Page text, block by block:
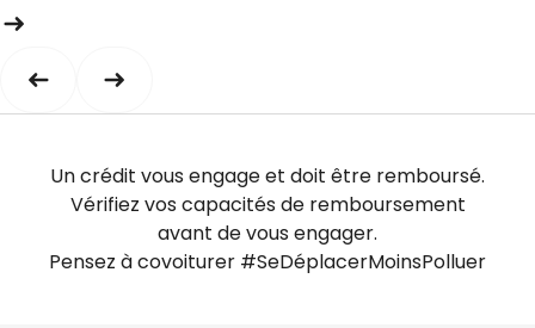
Un crédit vous engage et doit être remboursé.
Vérifiez vos capacités de remboursement
avant de vous engager.
Pensez à covoiturer #SeDéplacerMoinsPolluer